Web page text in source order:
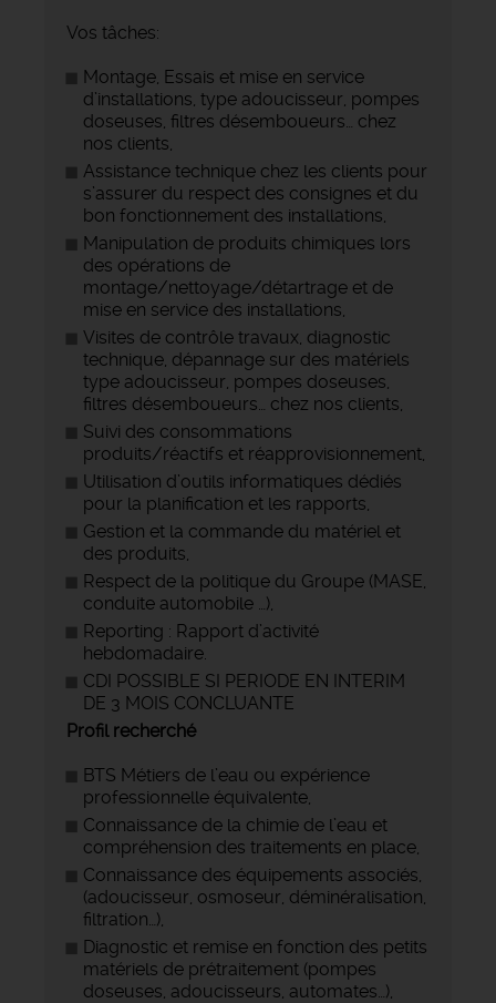
Vos tâches:
Montage, Essais et mise en service
d’installations, type adoucisseur, pompes
doseuses, filtres désemboueurs… chez
nos clients,
Assistance technique chez les clients pour
s’assurer du respect des consignes et du
bon fonctionnement des installations,
Manipulation de produits chimiques lors
des opérations de
montage/nettoyage/détartrage et de
mise en service des installations,
Visites de contrôle travaux, diagnostic
technique, dépannage sur des matériels
type adoucisseur, pompes doseuses,
filtres désemboueurs… chez nos clients,
Suivi des consommations
produits/réactifs et réapprovisionnement,
Utilisation d’outils informatiques dédiés
pour la planification et les rapports,
Gestion et la commande du matériel et
des produits,
Respect de la politique du Groupe (MASE,
conduite automobile …),
Reporting : Rapport d’activité
hebdomadaire.
CDI POSSIBLE SI PERIODE EN INTERIM
DE 3 MOIS CONCLUANTE
Profil recherché
BTS Métiers de l’eau ou expérience
professionnelle équivalente,
Connaissance de la chimie de l’eau et
compréhension des traitements en place,
Connaissance des équipements associés,
(adoucisseur, osmoseur, déminéralisation,
filtration…),
Diagnostic et remise en fonction des petits
matériels de prétraitement (pompes
doseuses, adoucisseurs, automates…),